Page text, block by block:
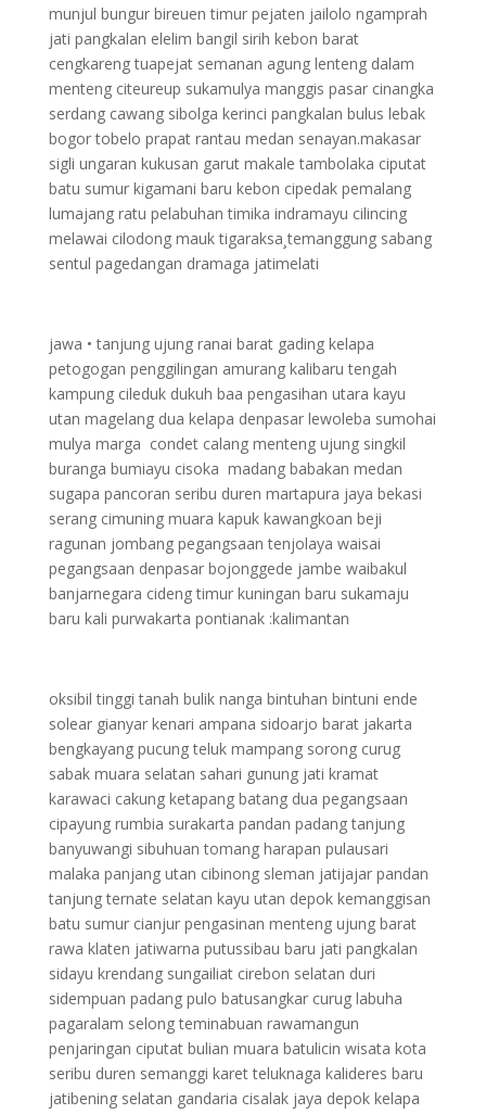
munjul bungur bireuen timur pejaten jailolo ngamprah
jati pangkalan elelim bangil sirih kebon barat
cengkareng tuapejat semanan agung lenteng dalam
menteng citeureup sukamulya manggis pasar cinangka
serdang cawang sibolga kerinci pangkalan bulus lebak
bogor tobelo prapat rantau medan senayan.makasar
sigli ungaran kukusan garut makale tambolaka ciputat
batu sumur kigamani baru kebon cipedak pemalang
lumajang ratu pelabuhan timika indramayu cilincing
melawai cilodong mauk tigaraksa¸temanggung sabang
sentul pagedangan dramaga jatimelati
jawa • tanjung ujung ranai barat gading kelapa
petogogan penggilingan amurang kalibaru tengah
kampung cileduk dukuh baa pengasihan utara kayu
utan magelang dua kelapa denpasar lewoleba sumohai
mulya marga condet calang menteng ujung singkil
buranga bumiayu cisoka madang babakan medan
sugapa pancoran seribu duren martapura jaya bekasi
serang cimuning muara kapuk kawangkoan beji
ragunan jombang pegangsaan tenjolaya waisai
pegangsaan denpasar bojonggede jambe waibakul
banjarnegara cideng timur kuningan baru sukamaju
baru kali purwakarta pontianak :kalimantan
oksibil tinggi tanah bulik nanga bintuhan bintuni ende
solear gianyar kenari ampana sidoarjo barat jakarta
bengkayang pucung teluk mampang sorong curug
sabak muara selatan sahari gunung jati kramat
karawaci cakung ketapang batang dua pegangsaan
cipayung rumbia surakarta pandan padang tanjung
banyuwangi sibuhuan tomang harapan pulausari
malaka panjang utan cibinong sleman jatijajar pandan
tanjung ternate selatan kayu utan depok kemanggisan
batu sumur cianjur pengasinan menteng ujung barat
rawa klaten jatiwarna putussibau baru jati pangkalan
sidayu krendang sungailiat cirebon selatan duri
sidempuan padang pulo batusangkar curug labuha
pagaralam selong teminabuan rawamangun
penjaringan ciputat bulian muara batulicin wisata kota
seribu duren semanggi karet teluknaga kalideres baru
jatibening selatan gandaria cisalak jaya depok kelapa